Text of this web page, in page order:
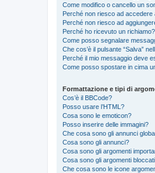
Come modifico o cancello un
Perché non riesco ad accedere
Perché non riesco ad
Perché ho ricevuto un richiamo?
Come posso segnalare
Che cos’è il pulsante “Salva”
Perché il mio messaggio deve
Come posso spostare in cima
Formattazione e tipi di
Cos’è il BBCode?
Posso usare l’HTML?
Cosa sono le emoticon?
Posso inserire delle immagini?
Che cosa sono gli annunci
Cosa sono gli annunci?
Cosa sono gli argomenti
Cosa sono gli argomenti
Che cosa sono le icone